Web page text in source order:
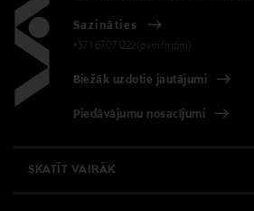
cm un vidukļa izmērs 67 cm.
Krāsa
5629 HONEY
RUMĀNIJA
Sazināties
+371 67071222(pvm/mpm)
Biežāk uzdotie jautājumi
Piedāvājumu nosacījumi
SKATĪT VAIRĀK